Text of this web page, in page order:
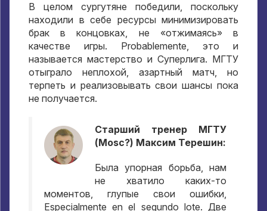
В целом сургутяне победили, поскольку
находили в себе ресурсы минимизировать
брак в концовках, не «отжимаясь» в
качестве игры. Probablemente, это и
называется мастерство и Суперлига. МГТУ
отыграло неплохой, азартный матч, но
терпеть и реализовывать свои шансы пока
не получается.
Старший тренер МГТУ
(Mosc?) Максим Терешин:
Была упорная борьба,нам
не хватило каких-то
моментов, глупые свои ошибки,
Especialmente en el segundo lote. Две